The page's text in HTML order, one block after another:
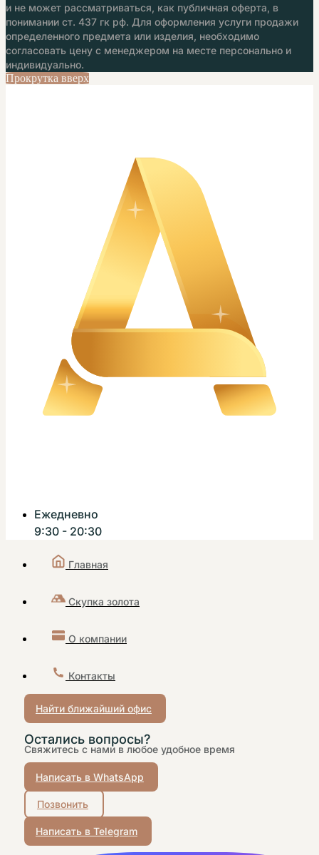
и не может рассматриваться, как публичная оферта, в
понимании ст. 437 гк рф. Для оформления услуги продажи
определенного предмета или изделия, необходимо
согласовать цену с менеджером на месте персонально и
индивидуально.
Прокрутка вверх
Ежедневно
9:30 - 20:30
Главная
Скупка золота
О компании
Контакты
Найти ближайший офис
Остались вопросы?
Свяжитесь с нами в любое удобное время
Написать в WhatsApp
Позвонить
Написать в Telegram